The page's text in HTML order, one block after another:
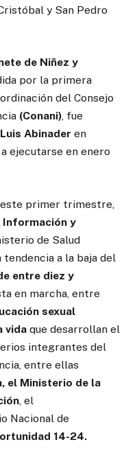
y San Pedro
de Niñez y
por la primera
del Consejo
(Conani), fue
Abinader en
ejecutarse en enero
primer trimestre,
Información y
de Salud
a la baja del
entre diez y
en marcha, entre
sexual
vida que desarrollan el
integrantes del
entre ellas
el Ministerio de la
, el
Nacional de
14-24.